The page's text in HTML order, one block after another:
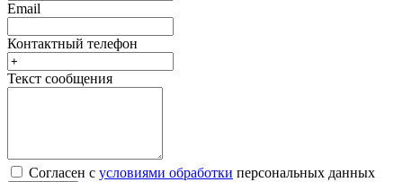
Email
Контактный телефон
Текст сообщения
Согласен с условиями обработки персональных данных